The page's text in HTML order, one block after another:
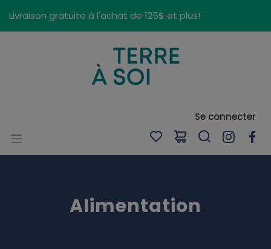
Livraison gratuite à l'achat de 125$ et plus!
Se connecter
Alimentation